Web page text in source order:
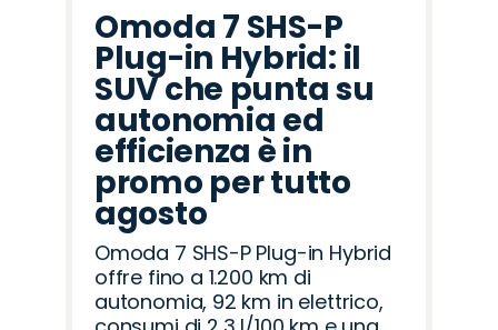
Omoda 7 SHS-P
Plug-in Hybrid: il
SUV che punta su
autonomia ed
efficienza è in
promo per tutto
agosto
Omoda 7 SHS-P Plug-in Hybrid
offre fino a 1.200 km di
autonomia, 92 km in elettrico,